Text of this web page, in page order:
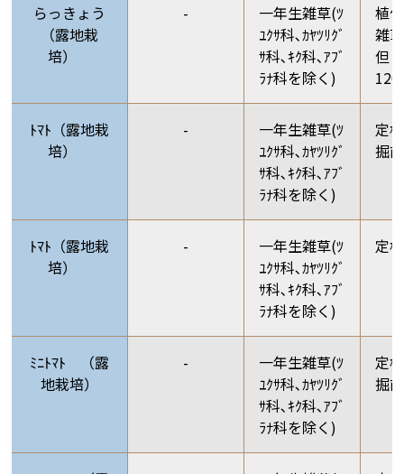
らっきょう
（露地栽
培）
-
一年生雑草(ﾂ
ﾕｸｻ科､ｶﾔﾂﾘｸﾞ
ｻ科､ｷｸ科､ｱﾌﾞ
ﾗﾅ科を除く)
植
雑
但
ﾄﾏﾄ（露地栽
培）
-
一年生雑草(ﾂ
ﾕｸｻ科､ｶﾔﾂﾘｸﾞ
ｻ科､ｷｸ科､ｱﾌﾞ
ﾗﾅ科を除く)
定
掘
ﾄﾏﾄ（露地栽
培）
-
一年生雑草(ﾂ
ﾕｸｻ科､ｶﾔﾂﾘｸﾞ
ｻ科､ｷｸ科､ｱﾌﾞ
ﾗﾅ科を除く)
定
ﾐﾆﾄﾏﾄ （露
地栽培）
-
一年生雑草(ﾂ
ﾕｸｻ科､ｶﾔﾂﾘｸﾞ
ｻ科､ｷｸ科､ｱﾌﾞ
ﾗﾅ科を除く)
定
掘